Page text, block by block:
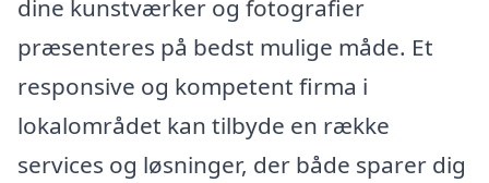
dine kunstværker og fotografier
præsenteres på bedst mulige måde. Et
responsive og kompetent firma i
lokalområdet kan tilbyde en række
services og løsninger, der både sparer dig